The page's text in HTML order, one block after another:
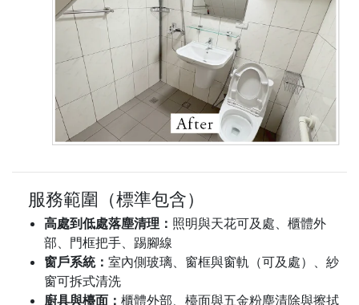
服務範圍（標準包含）
高處到低處落塵清理： 照明與天花可及處、櫃體外
部、門框把手、踢腳線
窗戶系統： 室內側玻璃、窗框與窗軌（可及處）、紗
窗可拆式清洗
廚具與檯面： 櫃體外部、檯面與五金粉塵清除與擦拭